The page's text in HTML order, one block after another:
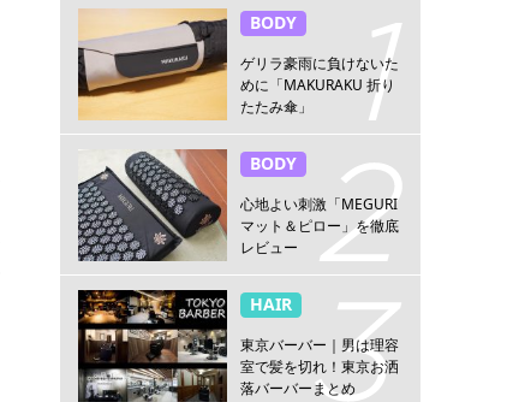
BODY
ゲリラ豪雨に負けないた
めに「MAKURAKU 折り
たたみ傘」
BODY
心地よい刺激「MEGURI
マット＆ピロー」を徹底
レビュー
HAIR
東京バーバー｜男は理容
室で髪を切れ！東京お洒
落バーバーまとめ